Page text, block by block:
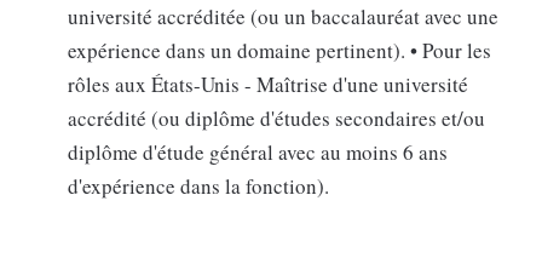
université accréditée (ou un baccalauréat avec une
expérience dans un domaine pertinent). • Pour les
rôles aux États-Unis - Maîtrise d'une université
accrédité (ou diplôme d'études secondaires et/ou
diplôme d'étude général avec au moins 6 ans
d'expérience dans la fonction).